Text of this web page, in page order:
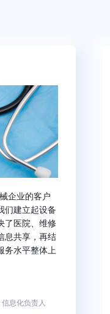
企业的客户
们建立起设备
了医院、维修
息共享，再结
务水平整体上
息化负责人